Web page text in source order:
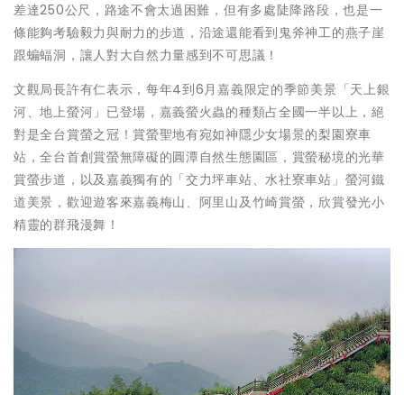
差達250公尺，路途不會太過困難，但有多處陡降路段，也是一
條能夠考驗毅力與耐力的步道，沿途還能看到鬼斧神工的燕子崖
跟蝙蝠洞，讓人對大自然力量感到不可思議！
文觀局長許有仁表示，每年4到6月嘉義限定的季節美景「天上銀
河、地上螢河」已登場，嘉義螢火蟲的種類占全國一半以上，絕
對是全台賞螢之冠！賞螢聖地有宛如神隱少女場景的梨園寮車
站，全台首創賞螢無障礙的圓潭自然生態園區，賞螢秘境的光華
賞螢步道，以及嘉義獨有的「交力坪車站、水社寮車站」螢河鐵
道美景，歡迎遊客來嘉義梅山、阿里山及竹崎賞螢，欣賞發光小
精靈的群飛漫舞！